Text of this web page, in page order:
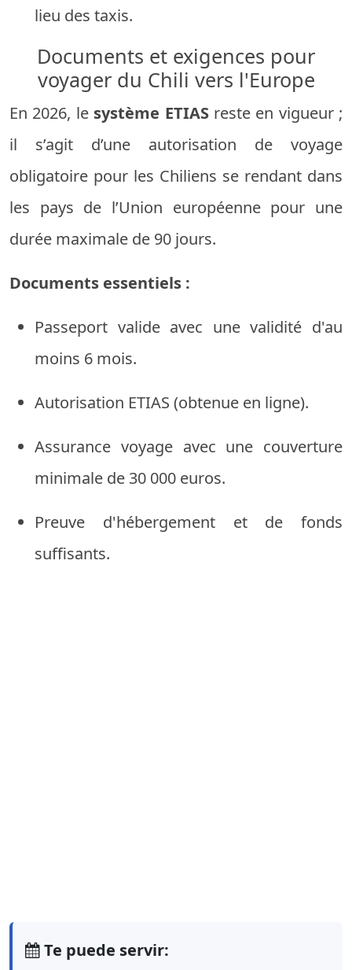
lieu des taxis.
Documents et exigences pour
voyager du Chili vers l'Europe
En 2026, le système ETIASreste en vigueur ;
il s’agit d’une autorisation de voyage
obligatoire pour les Chiliens se rendant dans
les pays de l’Union européenne pour une
durée maximale de 90 jours.
Documents essentiels :
Passeport valide avec une validité d'au
moins 6 mois.
Autorisation ETIAS (obtenue en ligne).
Assurance voyage avec une couverture
minimale de 30 000 euros.
Preuve d'hébergement et de fonds
suffisants.
Te puede servir: